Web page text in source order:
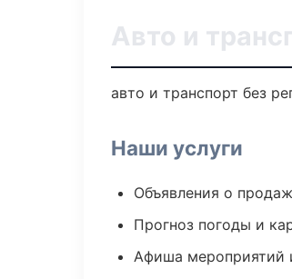
Авто и
авто и транспорт без
Наши услуги
Объявления о
Прогноз погоды и
Афиша мероприятий